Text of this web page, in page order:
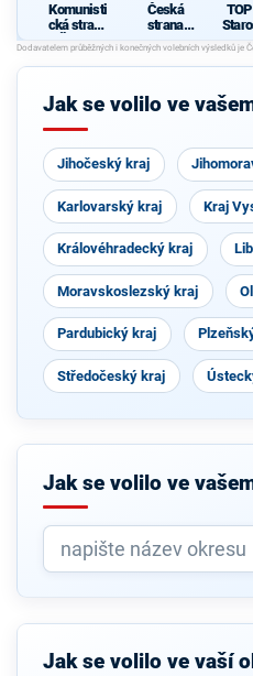
Komunisti
cká strana
Čech a
Moravy
Česká
strana
sociálně
demokrati
cká
ý
Jak se volilo ve
Jihočeský kraj
Karlovarský kraj Kraj
Královéhradecký kraj
Moravskoslezský kraj
Pardubický kraj
Středočeský kraj
Jak se volilo ve
Jak se volilo ve vaší